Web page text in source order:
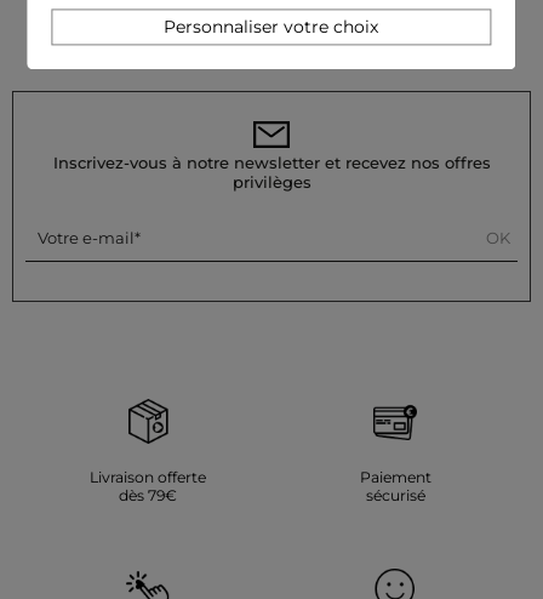
Inscrivez-vous à notre newsletter et recevez nos offres
privilèges
Votre e-mail OK
Livraison offerte
dès 79€
Paiement
sécurisé
Personnaliser votre choix